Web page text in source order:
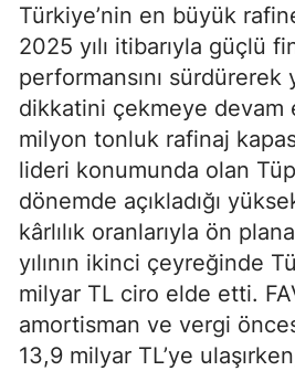
Türkiye’nin en büyük
2025 yılı itibarıyla güçlü
performansını sürdürerek
dikkatini çekmeye devam
milyon tonluk rafinaj
lideri konumunda olan
dönemde açıkladığı
kârlılık oranlarıyla ön
yılının ikinci çeyreğinde
milyar TL ciro elde etti.
amortisman ve vergi
13,9 milyar TL’ye